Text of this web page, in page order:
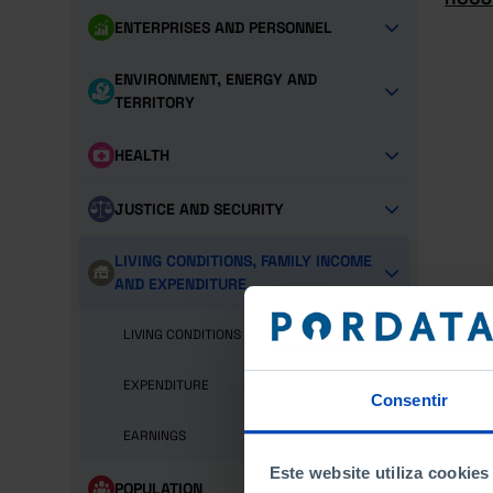
Consentir
Este website utiliza cookies
ENTERPRISES AND PERSONNEL
ENVIRONMENT, ENERGY AND
TERRITORY
HEALTH
JUSTICE AND SECURITY
LIVING CONDITIONS, FAMILY INCOME
AND EXPENDITURE
LIVING CONDITIONS
EXPENDITURE
EARNINGS
POPULATION